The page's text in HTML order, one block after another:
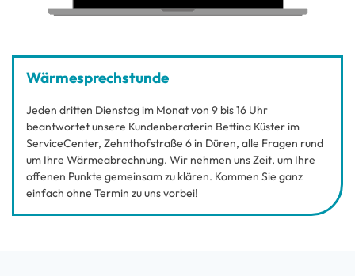
Wärmesprechstunde
Jeden dritten Dienstag im Monat von 9 bis 16 Uhr
beantwortet unsere Kundenberaterin Bettina Küster im
ServiceCenter, Zehnthofstraße 6 in Düren, alle Fragen rund
um Ihre Wärmeabrechnung. Wir nehmen uns Zeit, um Ihre
offenen Punkte gemeinsam zu klären. Kommen Sie ganz
einfach ohne Termin zu uns vorbei!